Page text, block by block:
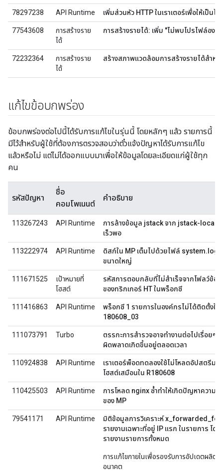
78297238 API Runtime เพิ่มส่วนหัว HTTP ในเราเตอร์เพื่อให้เป็น
77543608
การสร้างราย
ได้
การสร้างรายได้: เพิ่ม "ไม่พบโปรไฟล์องค์
72232364
การสร้างราย
ได้
สร้างสภาพแวดล้อมการสร้างรายได้สำห
แก้ไขข้อบกพร่อง
ข้อบกพร่องต่อไปนี้ได้รับการแก้ไขในรุ่นนี้ โดยหลักๆ แล้ว รายการนี้
มีไว้สำหรับผู้ใช้ที่ต้องการตรวจสอบว่าตั๋วแจ้งปัญหาได้รับการแก้ไข
แล้วหรือไม่ แต่ไม่ได้ออกแบบมาเพื่อให้ข้อมูลโดยละเอียดแก่ผู้ใช้ทุก
คน
รหัสปัญหา
ชื่อ
คอมโพเนนต์
คำอธิบาย
113267243 API Runtime
การล้างข้อมูล jstack จาก jstack-local-
เร็วพอ
113222974 API Runtime
ดิสก์ใน MP เต็มไปด้วยไฟล์
ขนาดใหญ่
111671525
เป้าหมายที่
โฮสต์
รหัสการตอบกลับที่ไม่สําเร็จจากโฟลว์ข้อ
ของทริกเกอร์ HT ในพร็อกซี
111416863 API Runtime
พร็อกซี 1 รายการในองค์กรไม่ได้ติดตั้งใช้
180608_03
111073791 Turbo
ตรรกะการสำรวจอาจทำงานต่อไปเรื่อยๆ
ผิดพลาดเกิดขึ้นอยู่ตลอดเวลา
110924838 API Runtime
เราเตอร์พ็อดทดลองใช้ไม่โหลดอัปสตรีมส
โฮสต์เสมือนใน R180608
110425503 API Runtime
การโหลด nginx ซ้ำทำให้เกิดปัญหาความพ
ของ MP
79541171 API Runtime
มิติข้อมูลการวิเคราะห์
รายงานเฉพาะที่อยู่ IP แรก ในรายการ โด
รายงานรายการทั้งหมด
การแก้ไขภายในเพื่อรองรับการอัปเดตผลิต
อนาคต